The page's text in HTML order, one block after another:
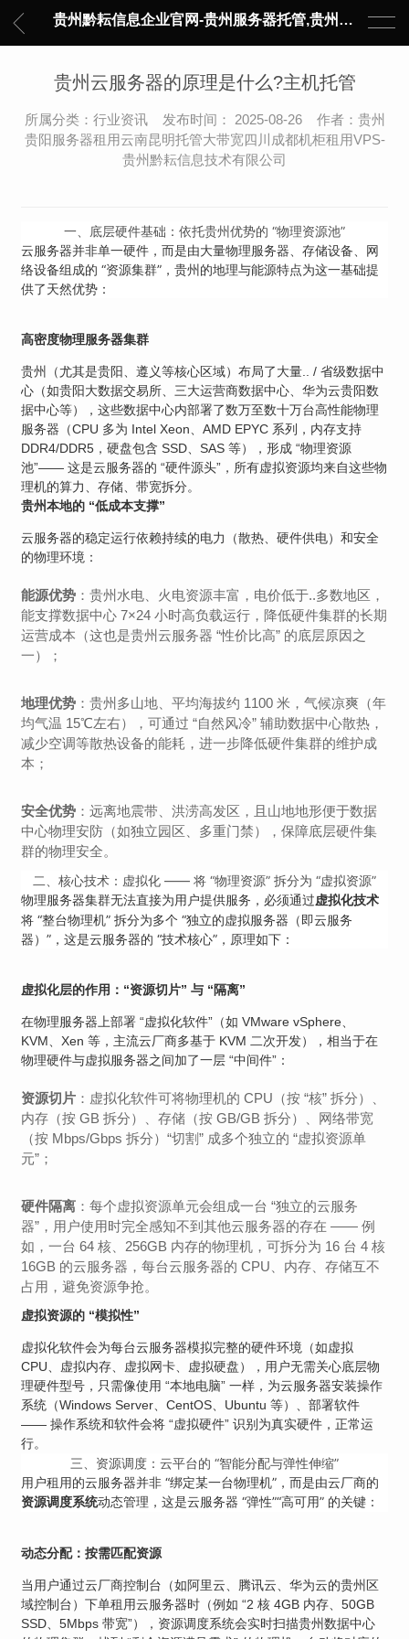
贵州黔耘信息企业官网-贵州服务器托管,贵州主机托管,云服务器托管,数据中心托管,网络设备托管,服务器租用,托管服务提供商,服务器管理-黔耘信息 贵州数据中心机柜租用-专业贵州IDC托管服务器维修
贵州云服务器的原理是什么?主机托管
所属分类：行业资讯 发布时间： 2025-08-26 作者：贵州
贵阳服务器租用云南昆明托管大带宽四川成都机柜租用VPS-
贵州黔耘信息技术有限公司
一、底层硬件基础：依托贵州优势的 “物理资源池”
云服务器并非单一硬件，而是由大量物理服务器、存储设备、网
络设备组成的 “资源集群”，贵州的地理与能源特点为这一基础提
供了天然优势：
高密度物理服务器集群
贵州（尤其是贵阳、遵义等核心区域）布局了大量.. / 省级数据中
心（如贵阳大数据交易所、三大运营商数据中心、华为云贵阳数
据中心等），这些数据中心内部署了数万至数十万台高性能物理
服务器（CPU 多为 Intel Xeon、AMD EPYC 系列，内存支持
DDR4/DDR5，硬盘包含 SSD、SAS 等），形成 “物理资源
池”—— 这是云服务器的 “硬件源头”，所有虚拟资源均来自这些物
理机的算力、存储、带宽拆分。
贵州本地的 “低成本支撑”
云服务器的稳定运行依赖持续的电力（散热、硬件供电）和安全
的物理环境：
能源优势 ：贵州水电、火电资源丰富，电价低于..多数地区，
能支撑数据中心 7×24 小时高负载运行，降低硬件集群的长期
运营成本（这也是贵州云服务器 “性价比高” 的底层原因之
一）；
地理优势 ：贵州多山地、平均海拔约 1100 米，气候凉爽（年
均气温 15℃左右），可通过 “自然风冷” 辅助数据中心散热，
减少空调等散热设备的能耗，进一步降低硬件集群的维护成
本；
安全优势 ：远离地震带、洪涝高发区，且山地地形便于数据
中心物理安防（如独立园区、多重门禁），保障底层硬件集
群的物理安全。
二、核心技术：虚拟化 —— 将 “物理资源” 拆分为 “虚拟资源”
物理服务器集群无法直接为用户提供服务，必须通过虚拟化技术
将 “整台物理机” 拆分为多个 “独立的虚拟服务器（即云服务
器）”，这是云服务器的 “技术核心”，原理如下：
虚拟化层的作用：“资源切片” 与 “隔离”
在物理服务器上部署 “虚拟化软件”（如 VMware vSphere、
KVM、Xen 等，主流云厂商多基于 KVM 二次开发），相当于在
物理硬件与虚拟服务器之间加了一层 “中间件”：
资源切片 ：虚拟化软件可将物理机的 CPU（按 “核” 拆分）、
内存（按 GB 拆分）、存储（按 GB/GB 拆分）、网络带宽
（按 Mbps/Gbps 拆分）“切割” 成多个独立的 “虚拟资源单
元”；
硬件隔离 ：每个虚拟资源单元会组成一台 “独立的云服务
器”，用户使用时完全感知不到其他云服务器的存在 —— 例
如，一台 64 核、256GB 内存的物理机，可拆分为 16 台 4 核
16GB 的云服务器，每台云服务器的 CPU、内存、存储互不
占用，避免资源争抢。
虚拟资源的 “模拟性”
虚拟化软件会为每台云服务器模拟完整的硬件环境（如虚拟
CPU、虚拟内存、虚拟网卡、虚拟硬盘），用户无需关心底层物
理硬件型号，只需像使用 “本地电脑” 一样，为云服务器安装操作
系统（Windows Server、CentOS、Ubuntu 等）、部署软件
—— 操作系统和软件会将 “虚拟硬件” 识别为真实硬件，正常运
行。
三、资源调度：云平台的 “智能分配与弹性伸缩”
用户租用的云服务器并非 “绑定某一台物理机”，而是由云厂商的
资源调度系统动态管理，这是云服务器 “弹性”“高可用” 的关键：
动态分配：按需匹配资源
当用户通过云厂商控制台（如阿里云、腾讯云、华为云的贵州区
域控制台）下单租用云服务器时（例如 “2 核 4GB 内存、50GB
SSD、5Mbps 带宽”），资源调度系统会实时扫描贵州数据中心